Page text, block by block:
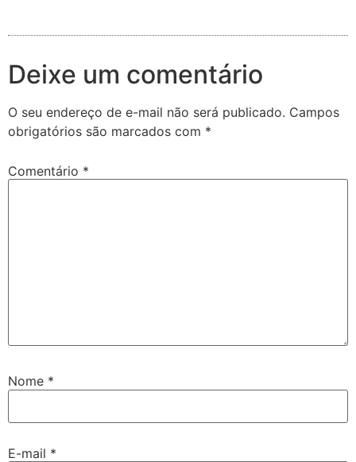
Deixe um comentário
O seu endereço de e-mail não será publicado. Campos
obrigatórios são marcados com *
Comentário *
Nome *
E-mail *